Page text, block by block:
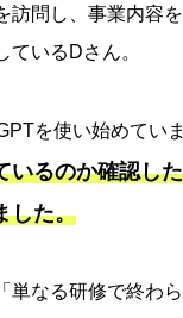
訪問し、事業内容
ているDさん。
を使い始めていま
いるのか確認し
した。
単なる研修で終わ